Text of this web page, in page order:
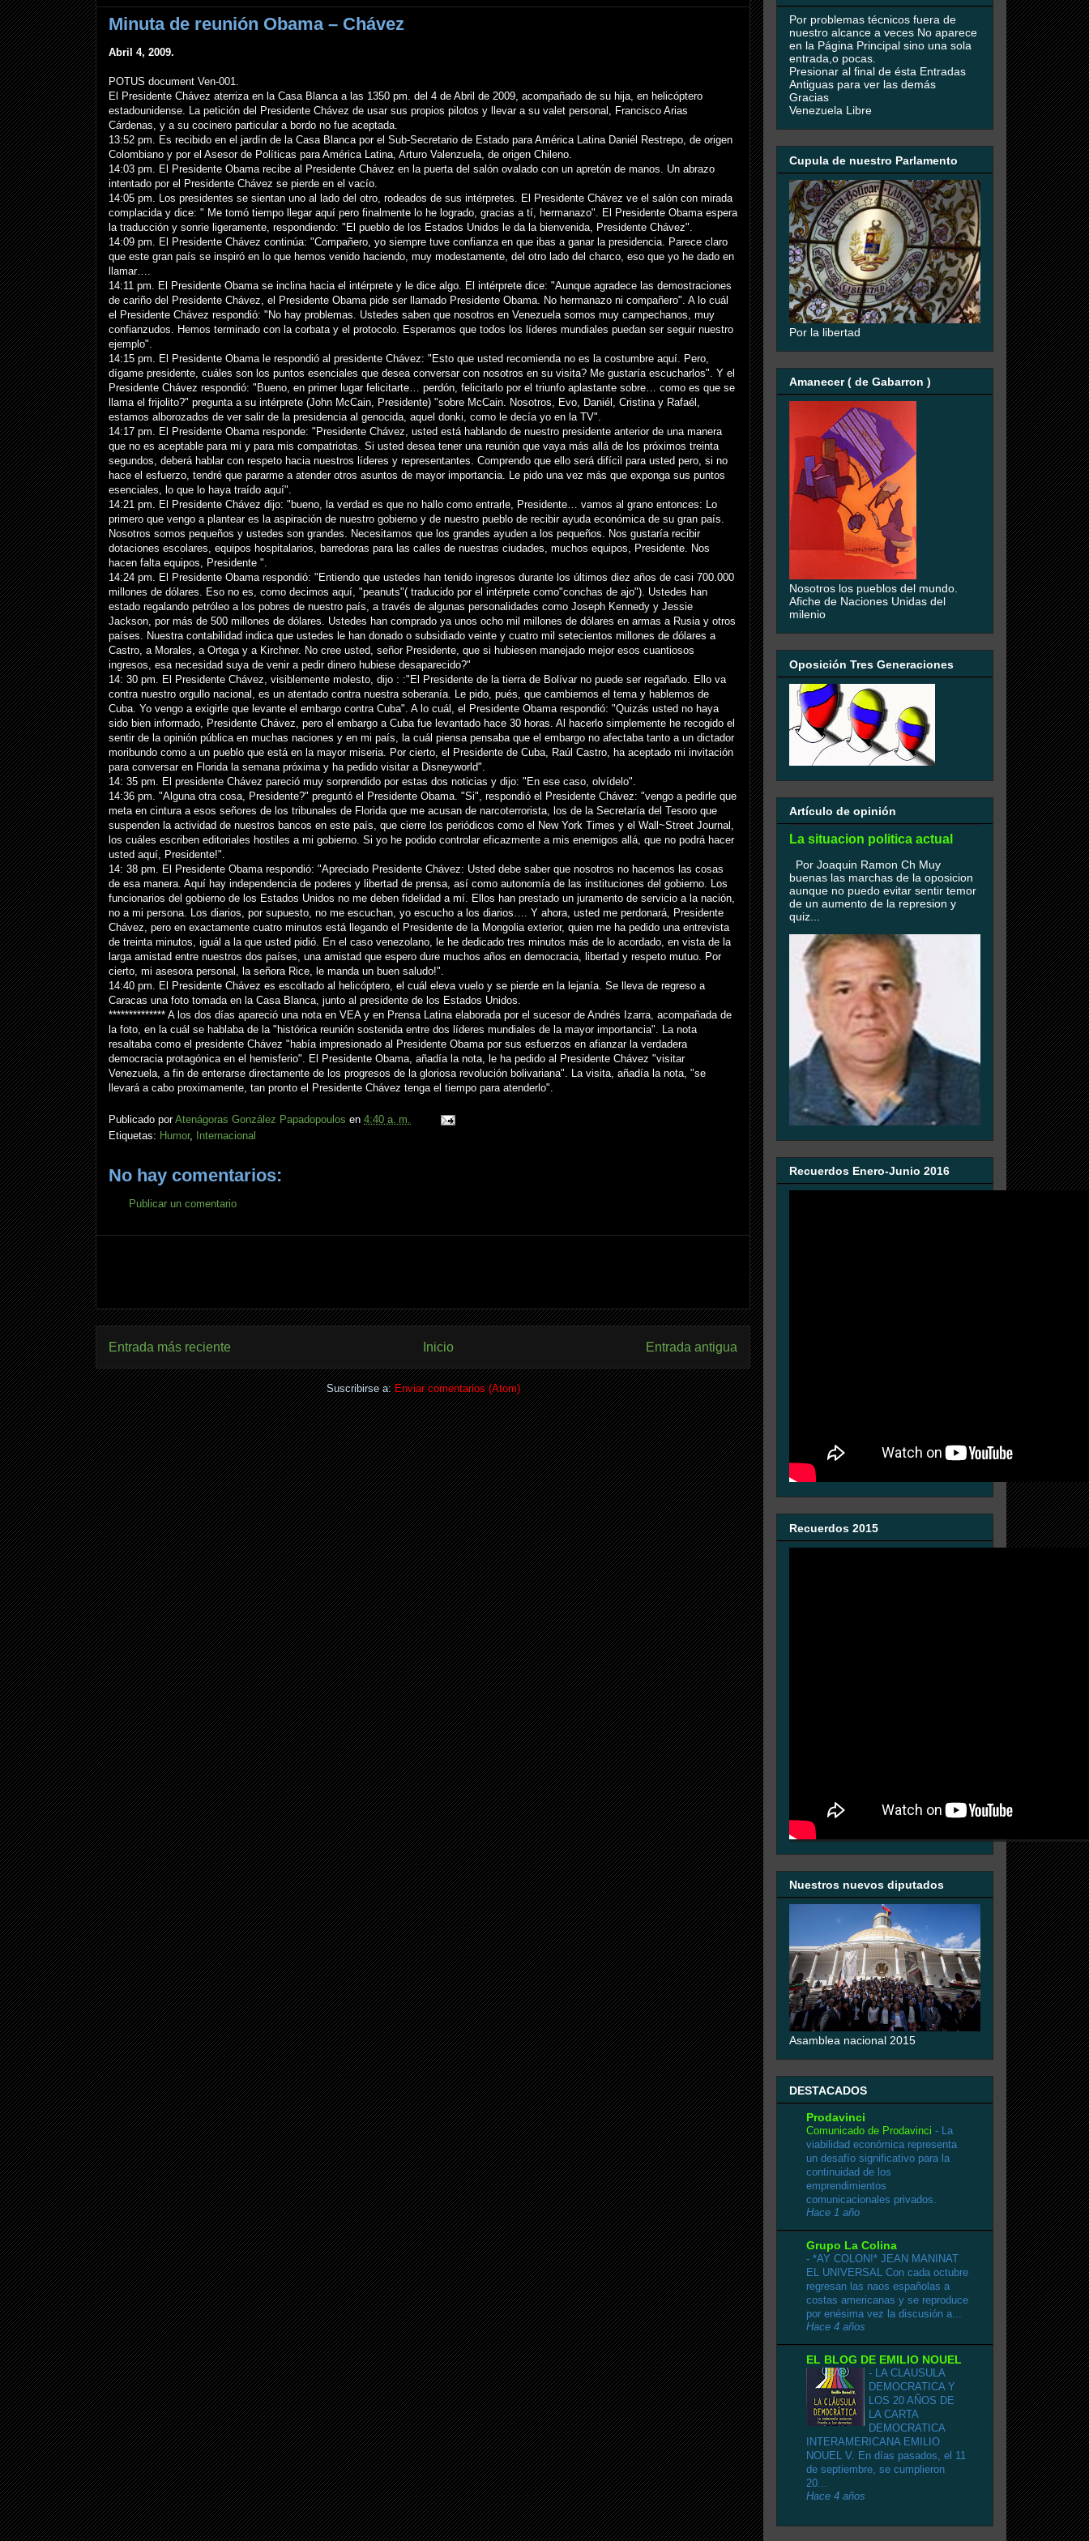
Minuta de reunión Obama – Chávez
Abril 4, 2009.
POTUS document Ven-001.
El Presidente Chávez aterriza en la Casa Blanca a las 1350 pm. del 4 de Abril de 2009, acompañado de su hija, en helicóptero
estadounidense. La petición del Presidente Chávez de usar sus propios pilotos y llevar a su valet personal, Francisco Arias
Cárdenas, y a su cocinero particular a bordo no fue aceptada.
13:52 pm. Es recibido en el jardín de la Casa Blanca por el Sub-Secretario de Estado para América Latina Daniél Restrepo, de origen
Colombiano y por el Asesor de Políticas para América Latina, Arturo Valenzuela, de origen Chileno.
14:03 pm. El Presidente Obama recibe al Presidente Chávez en la puerta del salón ovalado con un apretón de manos. Un abrazo
intentado por el Presidente Chávez se pierde en el vacío.
14:05 pm. Los presidentes se sientan uno al lado del otro, rodeados de sus intérpretes. El Presidente Chávez ve el salón con mirada
complacida y dice: " Me tomó tiempo llegar aquí pero finalmente lo he logrado, gracias a tí, hermanazo". El Presidente Obama espera
la traducción y sonrie ligeramente, respondiendo: "El pueblo de los Estados Unidos le da la bienvenida, Presidente Chávez".
14:09 pm. El Presidente Chávez continúa: "Compañero, yo siempre tuve confianza en que ibas a ganar la presidencia. Parece claro
que este gran país se inspiró en lo que hemos venido haciendo, muy modestamente, del otro lado del charco, eso que yo he dado en
llamar….
14:11 pm. El Presidente Obama se inclina hacia el intérprete y le dice algo. El intérprete dice: "Aunque agradece las demostraciones
de cariño del Presidente Chávez, el Presidente Obama pide ser llamado Presidente Obama. No hermanazo ni compañero". A lo cuál
el Presidente Chávez respondió: "No hay problemas. Ustedes saben que nosotros en Venezuela somos muy campechanos, muy
confianzudos. Hemos terminado con la corbata y el protocolo. Esperamos que todos los líderes mundiales puedan ser seguir nuestro
ejemplo".
14:15 pm. El Presidente Obama le respondió al presidente Chávez: "Esto que usted recomienda no es la costumbre aquí. Pero,
dígame presidente, cuáles son los puntos esenciales que desea conversar con nosotros en su visita? Me gustaría escucharlos". Y el
Presidente Chávez respondió: "Bueno, en primer lugar felicitarte… perdón, felicitarlo por el triunfo aplastante sobre… como es que se
llama el frijolito?" pregunta a su intérprete (John McCain, Presidente) "sobre McCain. Nosotros, Evo, Daniél, Cristina y Rafaél,
estamos alborozados de ver salir de la presidencia al genocida, aquel donki, como le decía yo en la TV".
14:17 pm. El Presidente Obama responde: "Presidente Chávez, usted está hablando de nuestro presidente anterior de una manera
que no es aceptable para mi y para mis compatriotas. Si usted desea tener una reunión que vaya más allá de los próximos treinta
segundos, deberá hablar con respeto hacia nuestros líderes y representantes. Comprendo que ello será difícil para usted pero, si no
hace el esfuerzo, tendré que pararme a atender otros asuntos de mayor importancia. Le pido una vez más que exponga sus puntos
esenciales, lo que lo haya traído aquí".
14:21 pm. El Presidente Chávez dijo: "bueno, la verdad es que no hallo como entrarle, Presidente… vamos al grano entonces: Lo
primero que vengo a plantear es la aspiración de nuestro gobierno y de nuestro pueblo de recibir ayuda económica de su gran país.
Nosotros somos pequeños y ustedes son grandes. Necesitamos que los grandes ayuden a los pequeños. Nos gustaría recibir
dotaciones escolares, equipos hospitalarios, barredoras para las calles de nuestras ciudades, muchos equipos, Presidente. Nos
hacen falta equipos, Presidente ".
14:24 pm. El Presidente Obama respondió: "Entiendo que ustedes han tenido ingresos durante los últimos diez años de casi 700.000
millones de dólares. Eso no es, como decimos aquí, "peanuts"( traducido por el intérprete como"conchas de ajo"). Ustedes han
estado regalando petróleo a los pobres de nuestro país, a través de algunas personalidades como Joseph Kennedy y Jessie
Jackson, por más de 500 millones de dólares. Ustedes han comprado ya unos ocho mil millones de dólares en armas a Rusia y otros
países. Nuestra contabilidad indica que ustedes le han donado o subsidiado veinte y cuatro mil setecientos millones de dólares a
Castro, a Morales, a Ortega y a Kirchner. No cree usted, señor Presidente, que si hubiesen manejado mejor esos cuantiosos
ingresos, esa necesidad suya de venir a pedir dinero hubiese desaparecido?"
14: 30 pm. El Presidente Chávez, visiblemente molesto, dijo : :"El Presidente de la tierra de Bolívar no puede ser regañado. Ello va
contra nuestro orgullo nacional, es un atentado contra nuestra soberanía. Le pido, pués, que cambiemos el tema y hablemos de
Cuba. Yo vengo a exigirle que levante el embargo contra Cuba". A lo cuál, el Presidente Obama respondió: "Quizás usted no haya
sido bien informado, Presidente Chávez, pero el embargo a Cuba fue levantado hace 30 horas. Al hacerlo simplemente he recogido el
sentir de la opinión pública en muchas naciones y en mi país, la cuál piensa pensaba que el embargo no afectaba tanto a un dictador
moribundo como a un pueblo que está en la mayor miseria. Por cierto, el Presidente de Cuba, Raúl Castro, ha aceptado mi invitación
para conversar en Florida la semana próxima y ha pedido visitar a Disneyworld".
14: 35 pm. El presidente Chávez pareció muy sorprendido por estas dos noticias y dijo: "En ese caso, olvídelo".
14:36 pm. "Alguna otra cosa, Presidente?" preguntó el Presidente Obama. "Si", respondió el Presidente Chávez: "vengo a pedirle que
meta en cintura a esos señores de los tribunales de Florida que me acusan de narcoterrorista, los de la Secretaría del Tesoro que
suspenden la actividad de nuestros bancos en este país, que cierre los periódicos como el New York Times y el Wall~Street Journal,
los cuáles escriben editoriales hostiles a mi gobierno. Si yo he podido controlar eficazmente a mis enemigos allá, que no podrá hacer
usted aquí, Presidente!".
14: 38 pm. El Presidente Obama respondió: "Apreciado Presidente Chávez: Usted debe saber que nosotros no hacemos las cosas
de esa manera. Aquí hay independencia de poderes y libertad de prensa, así como autonomía de las instituciones del gobierno. Los
funcionarios del gobierno de los Estados Unidos no me deben fidelidad a mí. Ellos han prestado un juramento de servicio a la nación,
no a mi persona. Los diarios, por supuesto, no me escuchan, yo escucho a los diarios…. Y ahora, usted me perdonará, Presidente
Chávez, pero en exactamente cuatro minutos está llegando el Presidente de la Mongolia exterior, quien me ha pedido una entrevista
de treinta minutos, iguál a la que usted pidió. En el caso venezolano, le he dedicado tres minutos más de lo acordado, en vista de la
larga amistad entre nuestros dos países, una amistad que espero dure muchos años en democracia, libertad y respeto mutuo. Por
cierto, mi asesora personal, la señora Rice, le manda un buen saludo!".
14:40 pm. El Presidente Chávez es escoltado al helicóptero, el cuál eleva vuelo y se pierde en la lejanía. Se lleva de regreso a
Caracas una foto tomada en la Casa Blanca, junto al presidente de los Estados Unidos.
************** A los dos días apareció una nota en VEA y en Prensa Latina elaborada por el sucesor de Andrés Izarra, acompañada de
la foto, en la cuál se hablaba de la "histórica reunión sostenida entre dos líderes mundiales de la mayor importancia". La nota
resaltaba como el presidente Chávez "había impresionado al Presidente Obama por sus esfuerzos en afianzar la verdadera
democracia protagónica en el hemisferio". El Presidente Obama, añadía la nota, le ha pedido al Presidente Chávez "visitar
Venezuela, a fin de enterarse directamente de los progresos de la gloriosa revolución bolivariana". La visita, añadía la nota, "se
llevará a cabo proximamente, tan pronto el Presidente Chávez tenga el tiempo para atenderlo".
Publicado porAtenágoras González Papadopoulos en 4:40 a. m.
Etiquetas: Humor, Internacional
No hay comentarios:
Publicar un comentario
Entrada más reciente Entrada antigua
Inicio
Suscribirse a:Enviar comentarios (Atom)
Por problemas técnicos fuera de
nuestro alcance a veces No aparece
en la Página Principal sino una sola
entrada,o pocas.
Presionar al final de ésta Entradas
Antiguas para ver las demás
Gracias
Venezuela Libre
Cupula de nuestro Parlamento
Por la libertad
Amanecer ( de Gabarron )
Nosotros los pueblos del mundo.
Afiche de Naciones Unidas del
milenio
Oposición Tres Generaciones
Artículo de opinión
La situacion politica actual
Por Joaquin Ramon Ch Muy
buenas las marchas de la oposicion
aunque no puedo evitar sentir temor
de un aumento de la represion y
quiz...
Recuerdos Enero-Junio 2016
Recuerdos 2015
Nuestros nuevos diputados
Asamblea nacional 2015
DESTACADOS
Prodavinci
Comunicado de Prodavinci - La
viabilidad económica representa
un desafío significativo para la
continuidad de los
emprendimientos
comunicacionales privados.
Hace 1 año
Grupo La Colina
- *AY COLON!* JEAN MANINAT
EL UNIVERSAL Con cada octubre
regresan las naos españolas a
costas americanas y se reproduce
por enésima vez la discusión a...
Hace 4 años
EL BLOG DE EMILIO NOUEL
- LA CLAUSULA
DEMOCRATICA Y
LOS 20 AÑOS DE
LA CARTA
DEMOCRATICA
INTERAMERICANA EMILIO
NOUEL V. En días pasados, el 11
de septiembre, se cumplieron
20...
Hace 4 años